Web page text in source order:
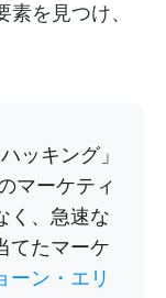
を見つけ、
ッキング」
マーケティ
く、急速な
てたマーケ
ーン・エリ